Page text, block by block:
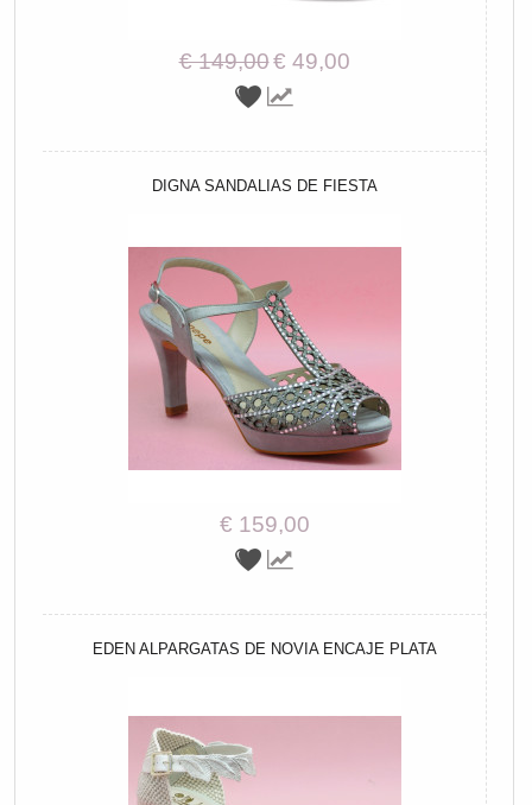
€ 149,00€ 49,00
DIGNA SANDALIAS DE FIESTA
€ 159,00
EDEN ALPARGATAS DE NOVIA ENCAJE PLATA